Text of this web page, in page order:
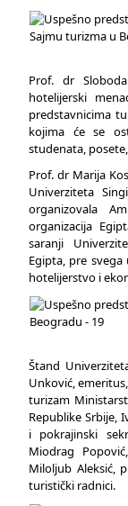
Prof. dr
hotelijerski
predstavnicima
kojima će se
studenata,
Prof. dr Marija
Univerziteta
organizovala
organizacija
saranji
Egipta, pre
hotelijerstvo i
Štand
Unković,
turizam
Republike Srbije,
i pokrajinski
Miodrag
Miloljub Aleksić,
turistički radnici.